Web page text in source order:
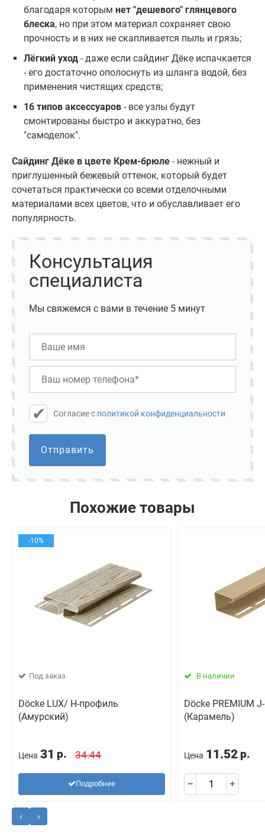
благодаря которымнет "дешевого" глянцевого
блеска, но при этом материал сохраняет свою
прочность и в них не скапливается пыль и грязь;
Лёгкий уход - даже если сайдинг Дёке испачкается
- его достаточно ополоснуть из шланга водой, без
применения чистящих средств;
16 типов аксессуаров - все узлы будут
смонтированы быстро и аккуратно, без
"самоделок".
Сайдинг Дёке в цвете Крем-брюле - нежный и
приглушенный бежевый оттенок, который будет
сочетаться практически со всеми отделочными
материалами всех цветов, что и обуславливает его
популярность.
Консультация
специалиста
Мы свяжемся с вами в течение 5 минут
Cогласие с политикой конфиденциальности
Отправить
Похожие товары
-10%
Под заказ
Döcke LUX/ Н-профиль
(Амурский)
Цена 31 р. 34.44
Подробнее
В наличии
Döcke PREMIUM
(Карамель)
Цена 11.52 р.
‹ ›